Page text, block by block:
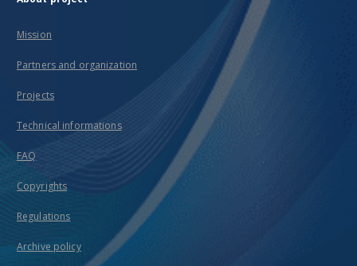
Mission
Partners and organization
Projects
Technical informations
FAQ
Copyrights
Regulations
Archive policy